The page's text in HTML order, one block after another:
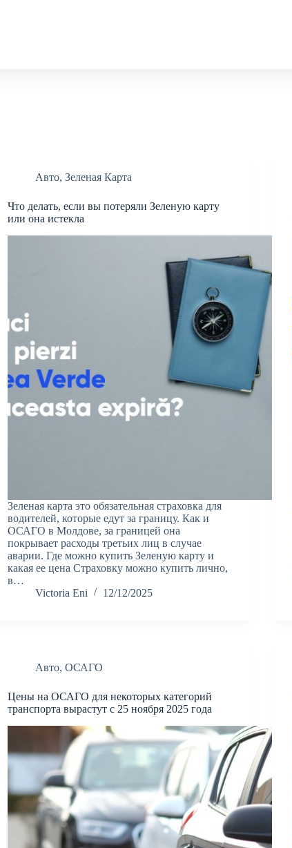
Авто,Зеленая Карта
Что делать, если вы потеряли Зеленую карту
или она истекла
Зеленая карта это обязательная страховка для
водителей, которые едут за границу. Как и
ОСАГО в Молдове, за границей она
покрывает расходы третьих лиц в случае
аварии. Где можно купить Зеленую карту и
какая ее цена Страховку можно купить лично,
в…
Victoria Eni
12/12/2025
Авто,ОСАГО
Цены на ОСАГО для некоторых категорий
транспорта вырастут с 25 ноября 2025 года